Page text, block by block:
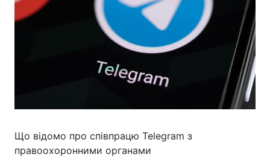
Що відомо про співпрацю Telegram з
правоохоронними органами